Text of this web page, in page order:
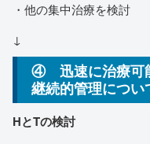
・他の集中治療を検討
↓
④ 迅速に治療可
継続的管理につ
HとTの検討